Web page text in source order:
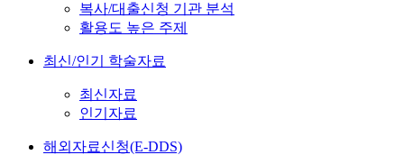
복사/대출신청 기관 분석
활용도 높은 주제
최신/인기 학술자료
최신자료
인기자료
해외자료신청(E-DDS)